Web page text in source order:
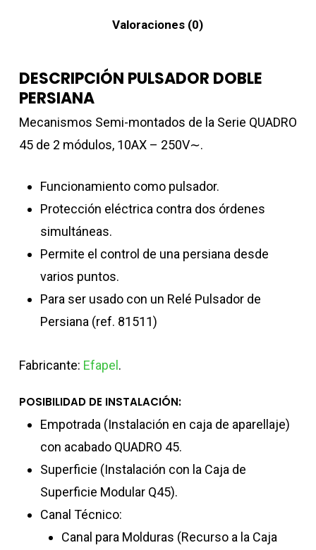
Valoraciones (0)
DESCRIPCIÓN PULSADOR DOBLE
PERSIANA
Mecanismos Semi-montados de la Serie QUADRO
45 de 2 módulos, 10AX – 250V∼.
Funcionamiento como pulsador.
Protección eléctrica contra dos órdenes
simultáneas.
Permite el control de una persiana desde
varios puntos.
Para ser usado con un Relé Pulsador de
Persiana (ref. 81511)
Fabricante: Efapel.
POSIBILIDAD DE INSTALACIÓN:
Empotrada (Instalación en caja de aparellaje)
con acabado QUADRO 45.
Superficie (Instalación con la Caja de
Superficie Modular Q45).
Canal Técnico:
Canal para Molduras (Recurso a la Caja